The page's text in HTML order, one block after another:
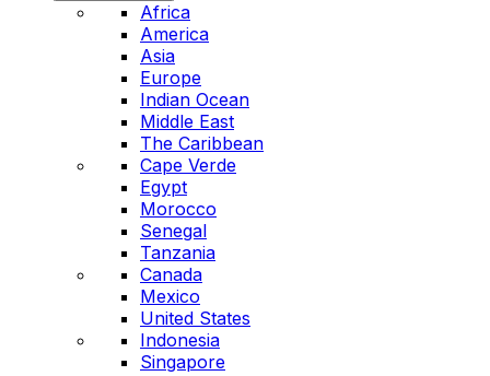
Africa
America
Asia
Europe
Indian Ocean
Middle East
The Caribbean
Cape Verde
Egypt
Morocco
Senegal
Tanzania
Canada
Mexico
United States
Indonesia
Singapore